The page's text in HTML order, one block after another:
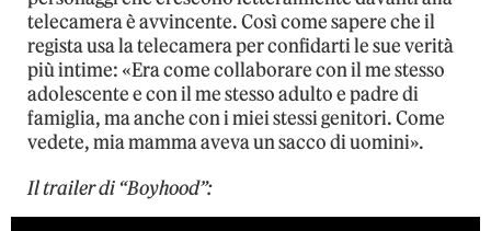
telecamera è avvincente. Così come sapere che il
regista usa la telecamera per confidarti le sue verità
più intime: «Era come collaborare con il me stesso
adolescente e con il me stesso adulto e padre di
famiglia, ma anche con i miei stessi genitori. Come
vedete, mia mamma aveva un sacco di uomini».
Il trailer di “Boyhood”: